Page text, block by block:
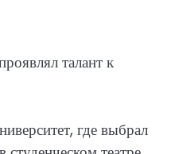
талант к
где выбрал